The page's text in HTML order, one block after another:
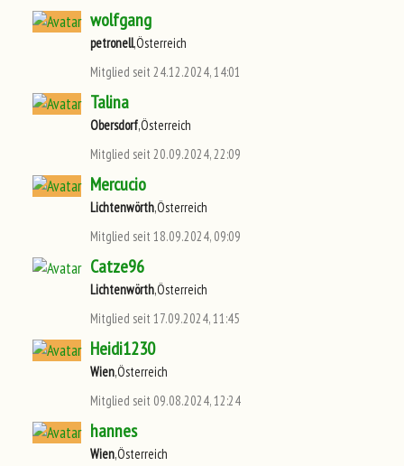
wolfgang
petronell,Österreich
Mitglied seit 24.12.2024, 14:01
Talina
Obersdorf,Österreich
Mitglied seit 20.09.2024, 22:09
Mercucio
Lichtenwörth,Österreich
Mitglied seit 18.09.2024, 09:09
Catze96
Lichtenwörth,Österreich
Mitglied seit 17.09.2024, 11:45
Heidi1230
Wien,Österreich
Mitglied seit 09.08.2024, 12:24
hannes
Wien,Österreich